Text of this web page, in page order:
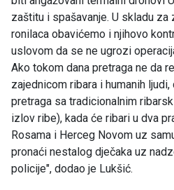
zaštitu i spašavanje. U skladu za
ronilaca obavićemo i njihovo
uslovom da se ne ugrozi
Ako tokom dana pretraga ne da
zajednicom ribara i humanih
pretraga sa tradicionalnim
izlov ribe), kada će ribari u dva
Rosama i Herceg Novom uz
pronaći nestalog dječaka uz
policije", dodao je Lukšić.